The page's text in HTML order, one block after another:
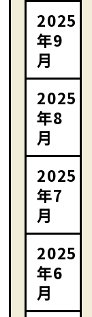
2025
年9
月
2025
年8
月
2025
年7
月
2025
年6
月